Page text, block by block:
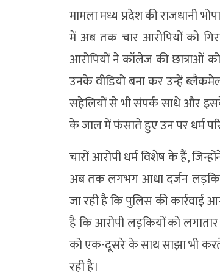
मामला मध्य प्रदेश की राजधानी
में अब तक चार आरोपियों को
आरोपियों ने कॉलेज की छात्राओं
उनके वीडियो बना कर उन्हें
सहेलियों से भी संपर्क साधे और
के जाल में फंसाते हुए उन पर धर्म
चारों आरोपी धर्म विशेष के हैं,
अब तक लगभग आधा दर्जन
जा रही है कि पुलिस की
है कि आरोपी लड़कियों को
को एक-दूसरे के साथ साझा भी
रही है।